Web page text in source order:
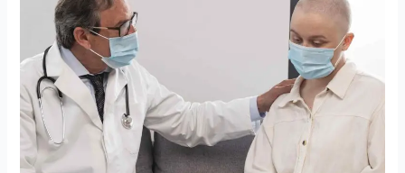
Oncología
por
qué
vital